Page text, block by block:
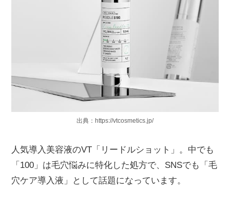
出典：https://vtcosmetics.jp/
人気導入美容液のVT「リードルショット」。中でも
「100」は毛穴悩みに特化した処方で、SNSでも「毛
穴ケア導入液」として話題になっています。